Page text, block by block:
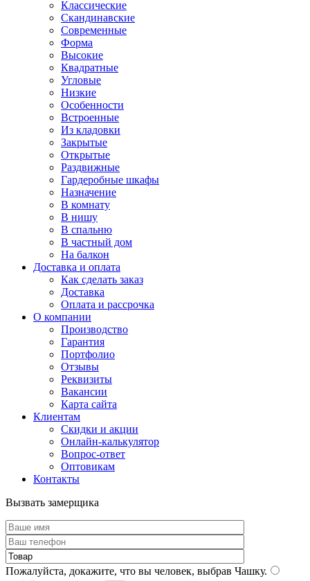
Классические
Скандинавские
Современные
Форма
Высокие
Квадратные
Угловые
Низкие
Особенности
Встроенные
Из кладовки
Закрытые
Открытые
Раздвижные
Гардеробные шкафы
Назначение
В комнату
В нишу
В спальню
В частный дом
На балкон
Доставка и оплата
Как сделать заказ
Доставка
Оплата и рассрочка
О компании
Производство
Гарантия
Портфолио
Отзывы
Реквизиты
Вакансии
Карта сайта
Клиентам
Скидки и акции
Онлайн-калькулятор
Вопрос-ответ
Оптовикам
Контакты
Вызвать замерщика
Пожалуйста, докажите, что вы человек, выбрав Чашку.